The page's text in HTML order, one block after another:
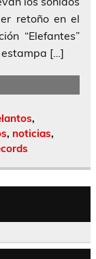
retoño en el
“Elefantes”
[…]
,
, noticias,